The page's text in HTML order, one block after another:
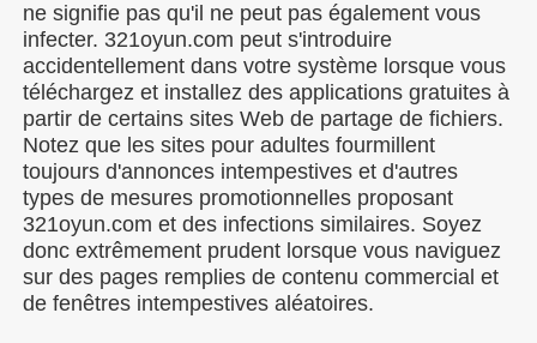
ne signifie pas qu'il ne peut pas également vous
infecter. 321oyun.com peut s'introduire
accidentellement dans votre système lorsque vous
téléchargez et installez des applications gratuites à
partir de certains sites Web de partage de fichiers.
Notez que les sites pour adultes fourmillent
toujours d'annonces intempestives et d'autres
types de mesures promotionnelles proposant
321oyun.com et des infections similaires. Soyez
donc extrêmement prudent lorsque vous naviguez
sur des pages remplies de contenu commercial et
de fenêtres intempestives aléatoires.